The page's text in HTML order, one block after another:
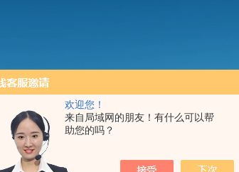
欢迎您！
来自局域网的朋友！有什么可以帮
助您的吗？